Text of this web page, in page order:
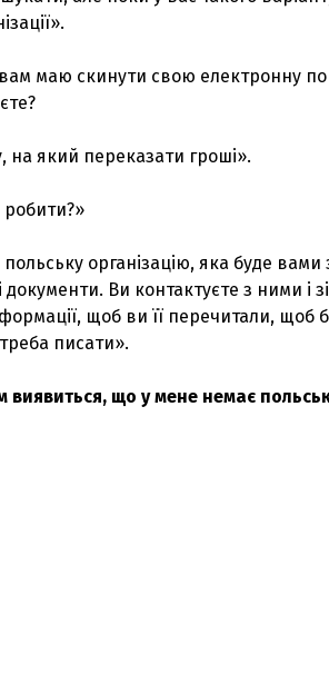
маю скинути свою електронну
на який переказати гроші».
організацію, яка буде вами
документи. Ви контактуєте з ними і
щоб ви її перечитали, щоб
писати».
виявиться, що у мене немає